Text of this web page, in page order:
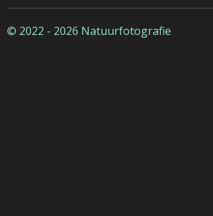
© 2022 - 2026 Natuurfotografie